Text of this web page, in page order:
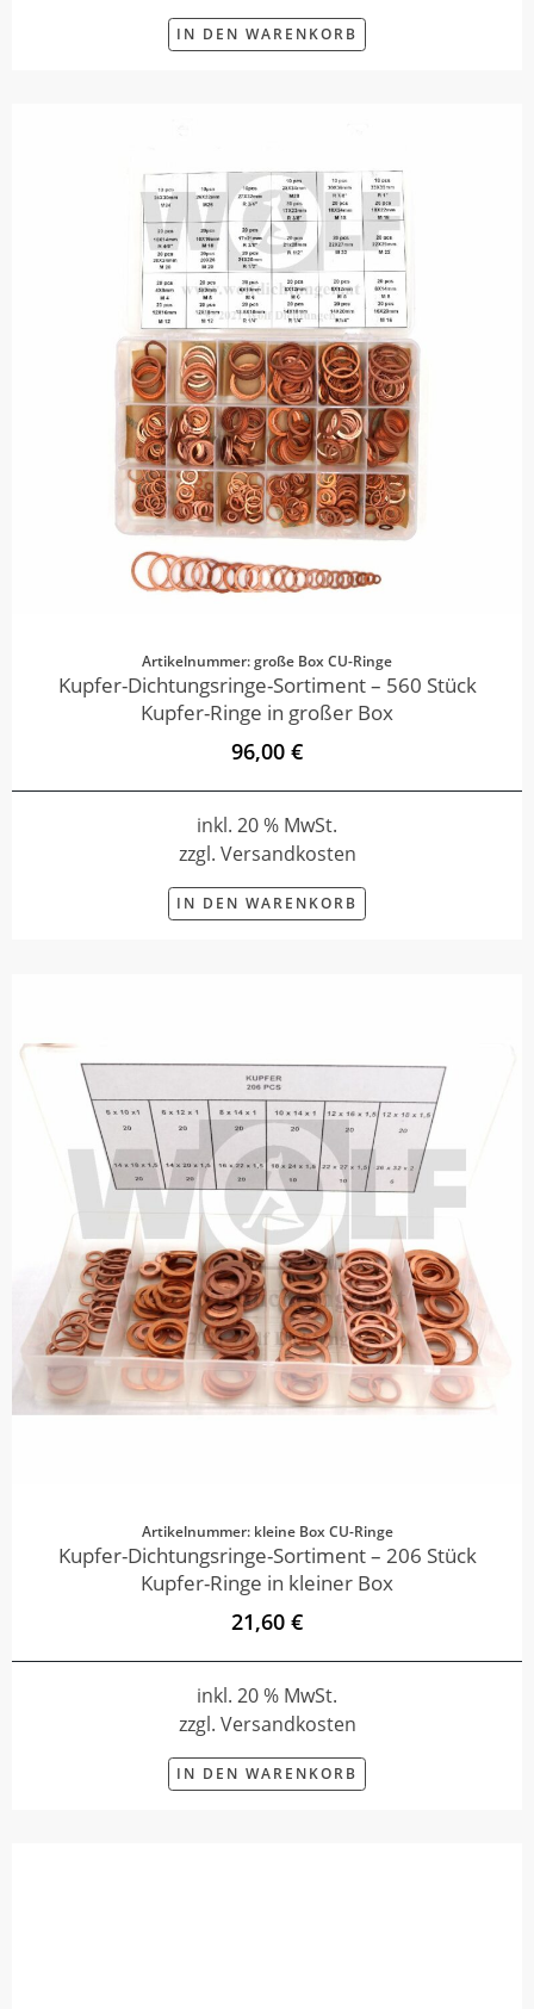
IN DEN WARENKORB
Artikelnummer: große Box CU-Ringe
Kupfer-Dichtungsringe-Sortiment – 560 Stück
Kupfer-Ringe in großer Box
96,00 €
inkl. 20 % MwSt.
zzgl. Versandkosten
IN DEN WARENKORB
Artikelnummer: kleine Box CU-Ringe
Kupfer-Dichtungsringe-Sortiment – 206 Stück
Kupfer-Ringe in kleiner Box
21,60 €
inkl. 20 % MwSt.
zzgl. Versandkosten
IN DEN WARENKORB